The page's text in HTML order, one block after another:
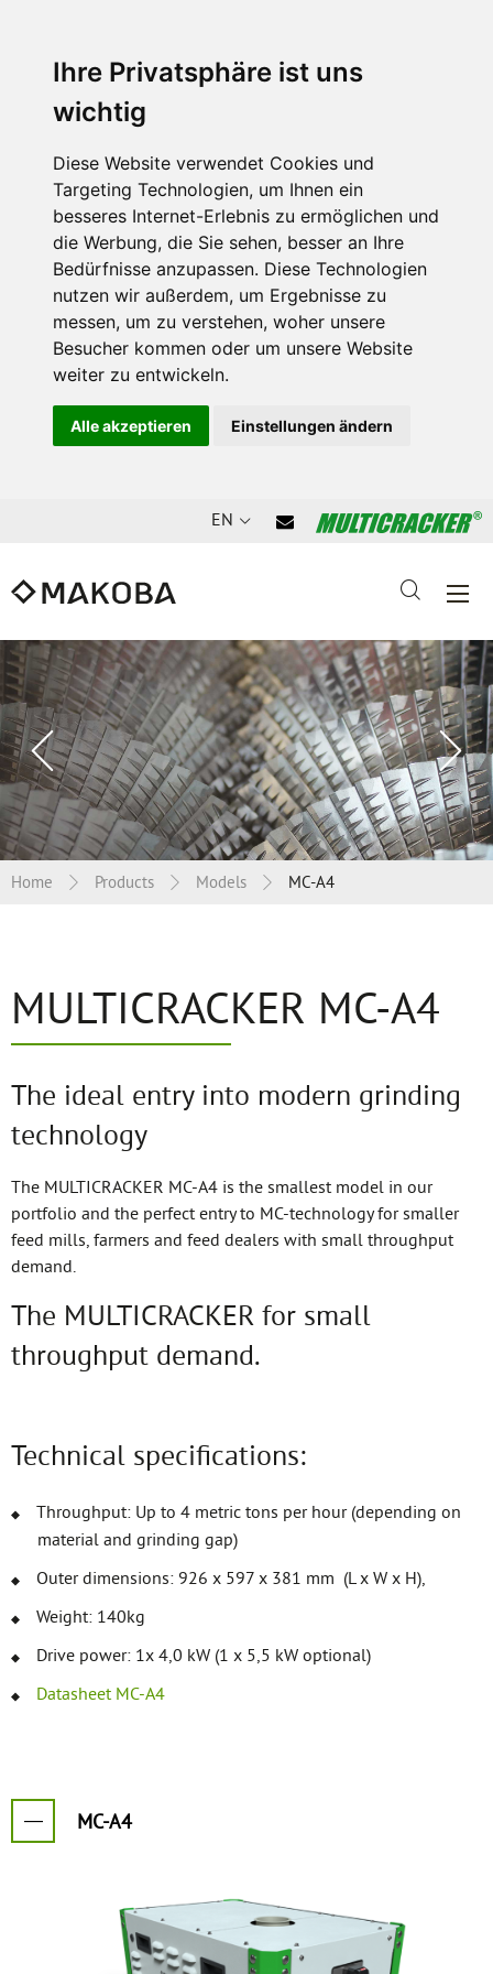
Ihre Privatsphäre ist uns
wichtig
Diese Website verwendet Cookies und
Targeting Technologien, um Ihnen ein
besseres Internet-Erlebnis zu ermöglichen und
die Werbung, die Sie sehen, besser an Ihre
Bedürfnisse anzupassen. Diese Technologien
nutzen wir außerdem, um Ergebnisse zu
messen, um zu verstehen, woher unsere
Besucher kommen oder um unsere Website
weiter zu entwickeln.
Alle akzeptieren Einstellungen ändern
EN
Previous
slide
Home Products Models MC-A4
MULTICRACKER MC-A4
The ideal entry into modern grinding
technology
The MULTICRACKER MC-A4 is the smallest model in our
portfolio and the perfect entry to MC-technology for smaller
feed mills, farmers and feed dealers with small throughput
demand.
The MULTICRACKER for small
throughput demand.
Technical specifications:
Throughput: Up to 4 metric tons per hour (depending on
material and grinding gap)
Outer dimensions: 926 x 597 x 381 mm (L x W x H),
Weight: 140kg
Drive power: 1x 4,0 kW (1 x 5,5 kW optional)
Datasheet MC-A4
MC-A4